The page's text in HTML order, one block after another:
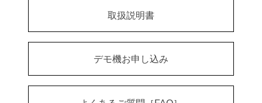
取扱説明書
デモ機お申し込み